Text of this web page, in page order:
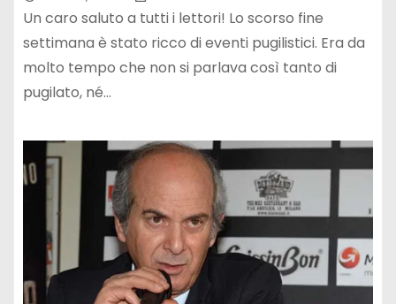
Un caro saluto a tutti i lettori! Lo scorso fine
settimana è stato ricco di eventi pugilistici. Era da
molto tempo che non si parlava così tanto di
pugilato, né…